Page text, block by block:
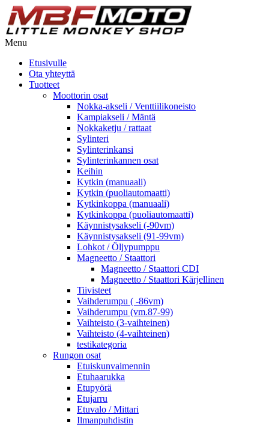
Menu
Etusivulle
Ota yhteyttä
Tuotteet
Moottorin osat
Nokka-akseli / Venttiilikoneisto
Kampiakseli / Mäntä
Nokkaketju / rattaat
Sylinteri
Sylinterinkansi
Sylinterinkannen osat
Keihin
Kytkin (manuaali)
Kytkin (puoliautomaatti)
Kytkinkoppa (manuaali)
Kytkinkoppa (puoliautomaatti)
Käynnistysakseli (-90vm)
Käynnistysakseli (91-99vm)
Lohkot / Öljypumppu
Magneetto / Staattori
Magneetto / Staattori CDI
Magneetto / Staattori Kärjellinen
Tiivisteet
Vaihderumpu ( -86vm)
Vaihderumpu (vm.87-99)
Vaihteisto (3-vaihteinen)
Vaihteisto (4-vaihteinen)
testikategoria
Rungon osat
Etuiskunvaimennin
Etuhaarukka
Etupyörä
Etujarru
Etuvalo / Mittari
Ilmanpuhdistin